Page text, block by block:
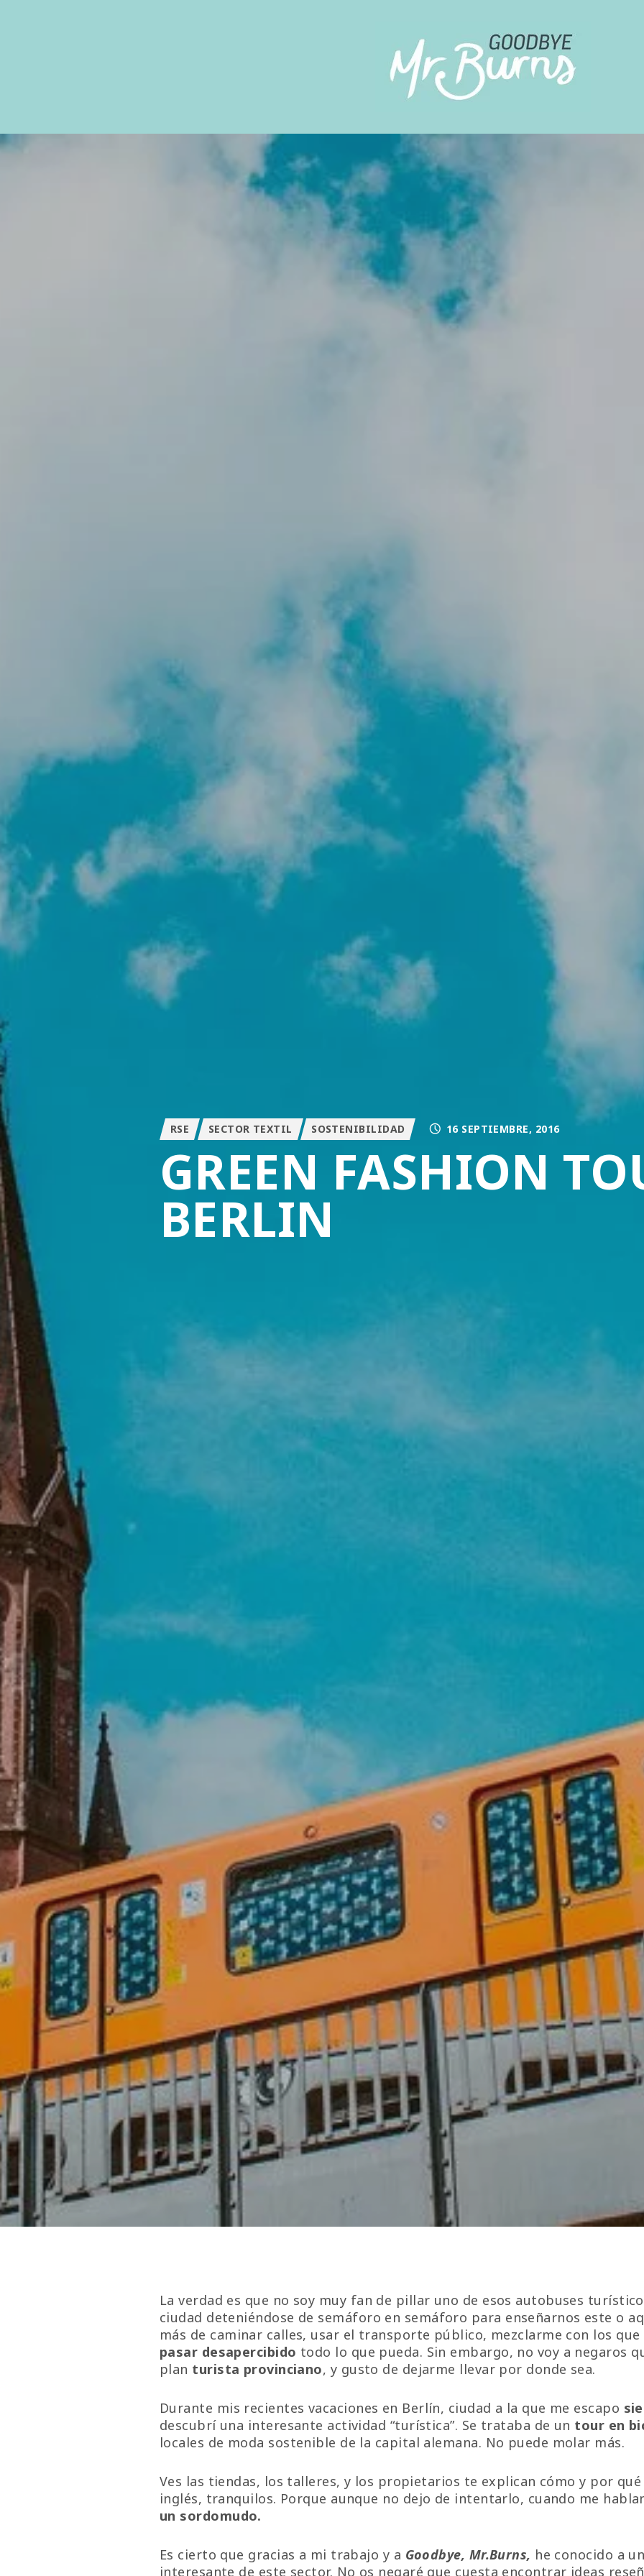
RSE SECTOR TEXTIL SOSTENIBILIDAD 16 SEPTIEMBRE, 2016
GREEN FASHION
BERLIN
La verdad es que no soy muy fan de pillar uno de esos autobuses
ciudad deteniéndose de semáforo en semáforo para enseñarnos este o
más de caminar calles, usar el transporte público, mezclarme con los
pasar desapercibido todo lo que pueda. Sin embargo, no voy a negaros
plan turista provinciano, y gusto de dejarme llevar por donde sea.
Durante mis recientes vacaciones en Berlín, ciudad a la que me escapo
descubrí una interesante actividad “turística”. Se trataba de un tour en
locales de moda sostenible de la capital alemana. No puede molar más.
Ves las tiendas, los talleres, y los propietarios te explican cómo y por qué
inglés, tranquilos. Porque aunque no dejo de intentarlo, cuando me
un sordomudo.
Es cierto que gracias a mi trabajo y a Goodbye, Mr.Burns, he conocido a
interesante de este sector. No os negaré que cuesta encontrar ideas